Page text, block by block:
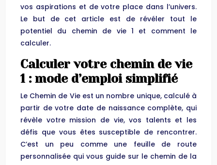
vos aspirations et de votre place dans l’univers.
Le but de cet article est de révéler tout le
potentiel du chemin de vie 1 et comment le
calculer.
Calculer votre chemin de vie
1 : mode d’emploi simplifié
Le Chemin de Vie est un nombre unique, calculé à
partir de votre date de naissance complète, qui
révèle votre mission de vie, vos talents et les
défis que vous êtes susceptible de rencontrer.
C’est un peu comme une feuille de route
personnalisée qui vous guide sur le chemin de la